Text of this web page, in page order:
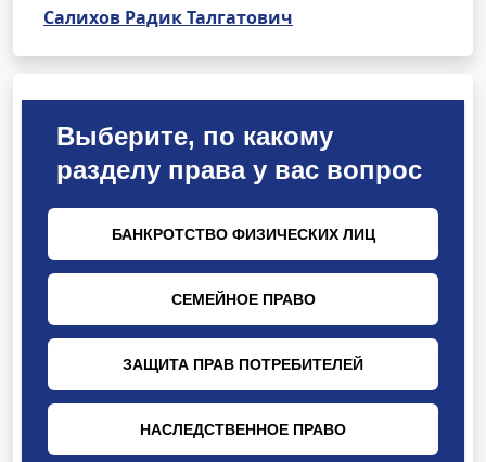
Салихов Радик Талгатович